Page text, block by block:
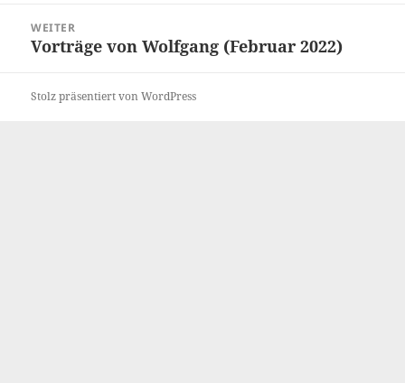
WEITER
Nächster
Vorträge von Wolfgang (Februar 2022)
Stolz präsentiert von WordPress